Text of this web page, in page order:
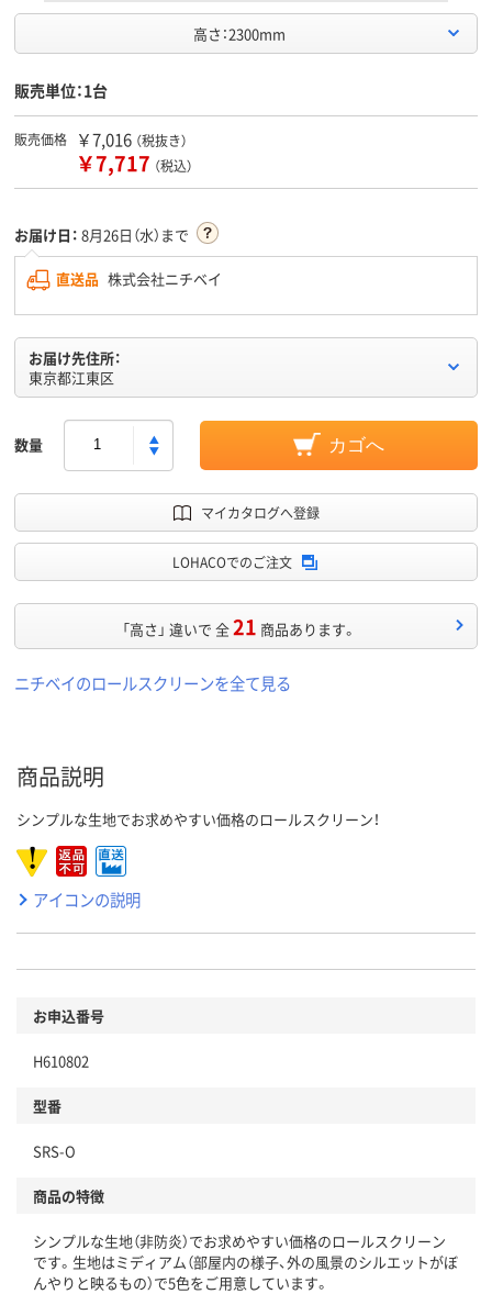
高さ：2300mm
販売単位：1台
販売価格 ￥7,016 （税抜き）
￥7,717 （税込）
お届け日： 8月26日（水）まで
直送品 株式会社ニチベイ
お届け先住所：
東京都江東区
数量 カゴへ
マイカタログへ登録
LOHACOでのご注文
「高さ」 違いで 全21 商品あります。
ニチベイのロールスクリーンを全て見る
商品説明
シンプルな生地でお求めやすい価格のロールスクリーン！
アイコンの説明
お申込番号
H610802
型番
SRS-O
商品の特徴
シンプルな生地（非防炎）でお求めやすい価格のロールスクリーン
です。生地はミディアム（部屋内の様子、外の風景のシルエットがぼ
んやりと映るもの）で5色をご用意しています。